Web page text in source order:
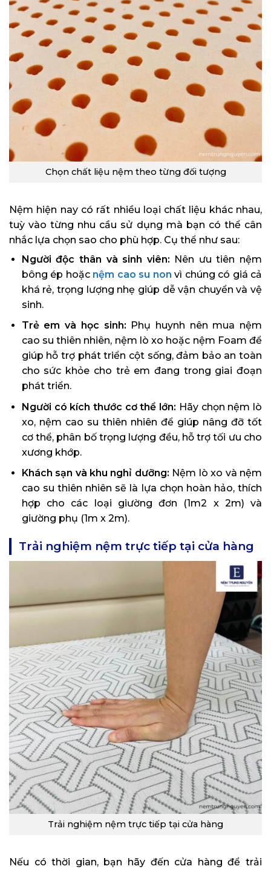
Chọn chất liệu nệm theo từng đối tượng
Nệm hiện nay có rất nhiều loại chất liệu khác nhau,
tuỳ vào từng nhu cầu sử dụng mà bạn có thể cân
nhắc lựa chọn sao cho phù hợp. Cụ thể như sau:
Người độc thân và sinh viên: Nên ưu tiên nệm
bông ép hoặc nệm cao su non vì chúng có giá cả
khá rẻ, trọng lượng nhẹ giúp dễ vận chuyển và vệ
sinh.
Trẻ em và học sinh: Phụ huynh nên mua nệm
cao su thiên nhiên, nệm lò xo hoặc nệm Foam để
giúp hỗ trợ phát triển cột sống, đảm bảo an toàn
cho sức khỏe cho trẻ em đang trong giai đoạn
phát triển.
Người có kích thước cơ thể lớn: Hãy chọn nệm lò
xo, nệm cao su thiên nhiên để giúp nâng đỡ tốt
cơ thể, phân bố trọng lượng đều, hỗ trợ tối ưu cho
xương khớp.
Khách sạn và khu nghỉ dưỡng: Nệm lò xo và nệm
cao su thiên nhiên sẽ là lựa chọn hoàn hảo, thích
hợp cho các loại giường đơn (1m2 x 2m) và
giường phụ (1m x 2m).
Trải nghiệm nệm trực tiếp tại cửa hàng
Trải nghiệm nệm trực tiếp tại cửa hàng
Nếu có thời gian, bạn hãy đến cửa hàng để trải